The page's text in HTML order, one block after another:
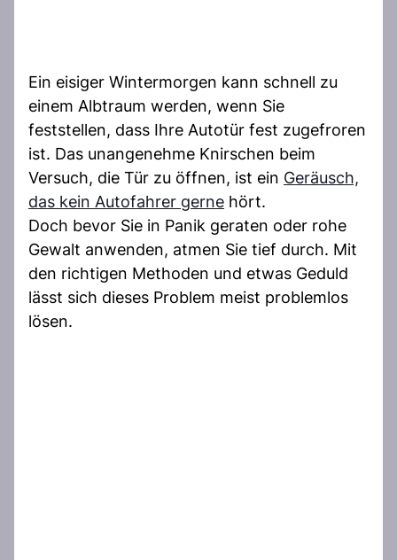
Ein eisiger Wintermorgen kann schnell zu
einem Albtraum werden, wenn Sie
feststellen, dass Ihre Autotür fest zugefroren
ist. Das unangenehme Knirschen beim
Versuch, die Tür zu öffnen, ist ein Geräusch,
das kein Autofahrer gerne hört.
Doch bevor Sie in Panik geraten oder rohe
Gewalt anwenden, atmen Sie tief durch. Mit
den richtigen Methoden und etwas Geduld
lässt sich dieses Problem meist problemlos
lösen.